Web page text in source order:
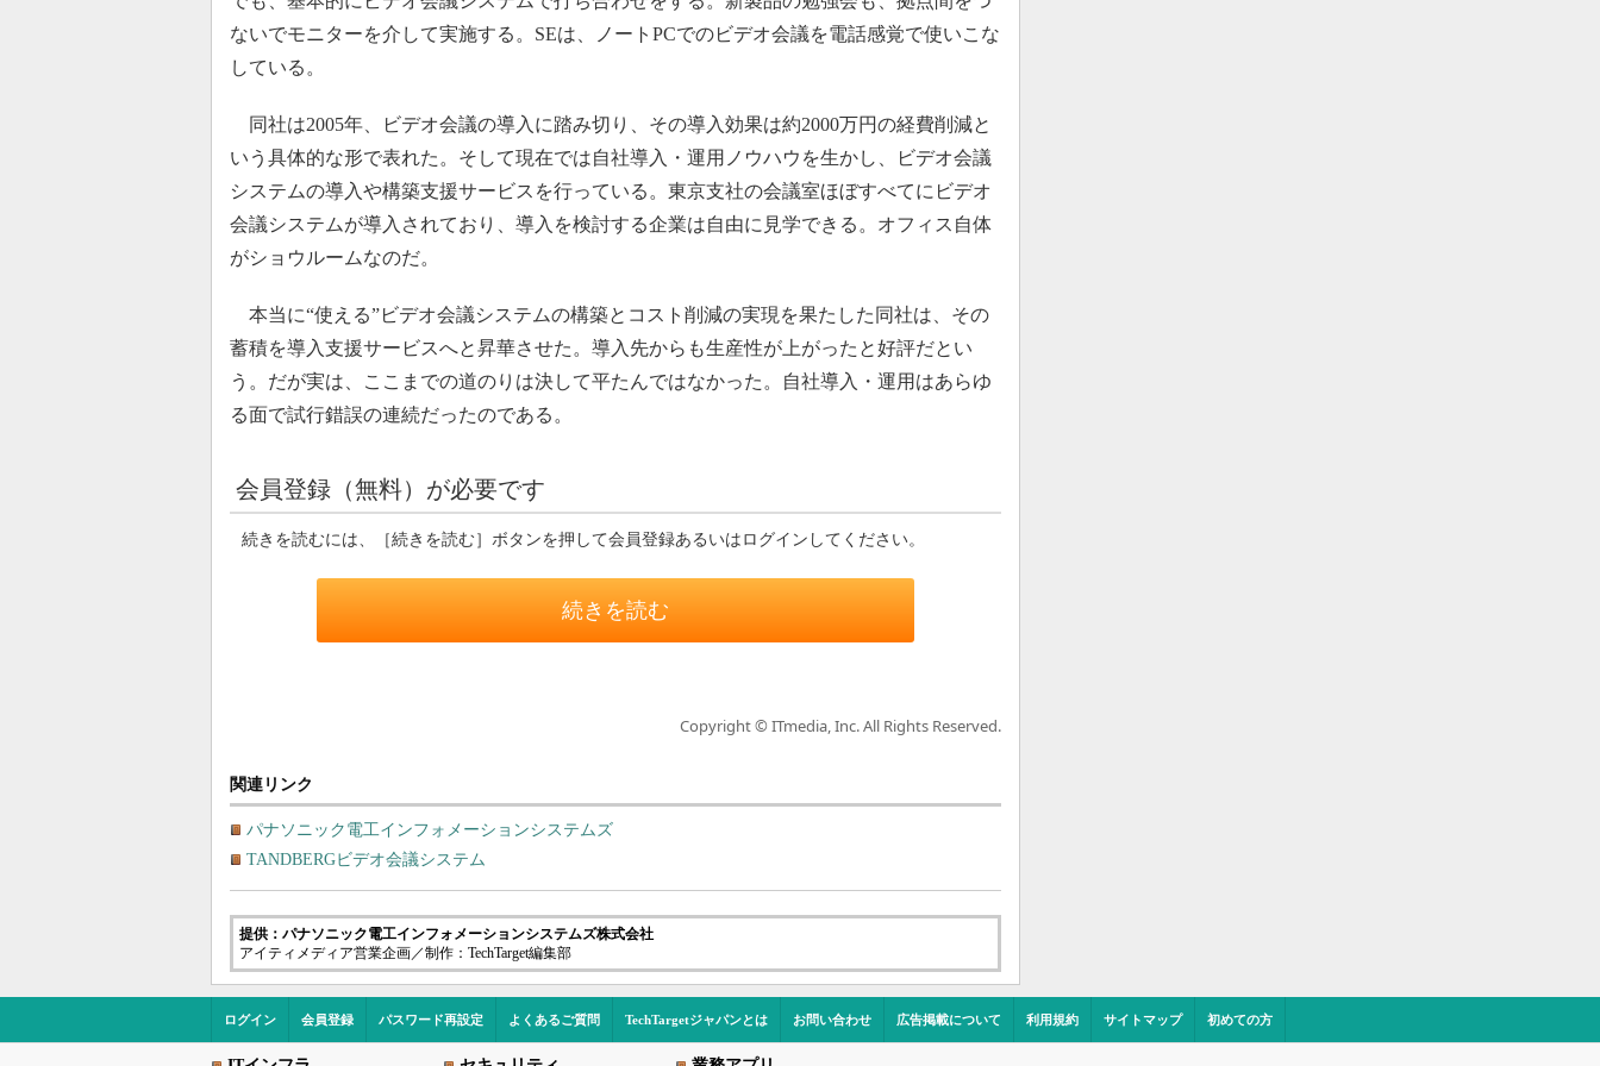
ないでモニターを介して実施する。SEは、ノートPCでのビデオ会議を電話感覚で使いこな
している。
同社は2005年、ビデオ会議の導入に踏み切り、その導入効果は約2000万円の経費削減と
いう具体的な形で表れた。そして現在では自社導入・運用ノウハウを生かし、ビデオ会議
システムの導入や構築支援サービスを行っている。東京支社の会議室ほぼすべてにビデオ
会議システムが導入されており、導入を検討する企業は自由に見学できる。オフィス自体
がショウルームなのだ。
本当に“使える”ビデオ会議システムの構築とコスト削減の実現を果たした同社は、その
蓄積を導入支援サービスへと昇華させた。導入先からも生産性が上がったと好評だとい
う。だが実は、ここまでの道のりは決して平たんではなかった。自社導入・運用はあらゆ
る面で試行錯誤の連続だったのである。
会員登録（無料）が必要です
続きを読むには、［続きを読む］ボタンを押して会員登録あるいはログインしてください。
続きを読む
Copyright © ITmedia, Inc. All Rights Reserved.
関連リンク
パナソニック電工インフォメーションシステムズ
TANDBERGビデオ会議システム
提供：パナソニック電工インフォメーションシステムズ株式会社
アイティメディア営業企画／制作：TechTarget編集部
ログイン 会員登録 パスワード再設定 よくあるご質問 TechTargetジャパンとは お問い合わせ 広告掲載について 利用規約 サイトマップ 初めての方